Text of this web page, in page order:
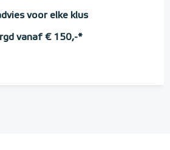
voor elke klus
vanaf € 150,-*